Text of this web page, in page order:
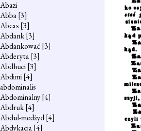
Abazi
Abba[3]
Abcas [3]
Abdank[3]
Abdankować [3]
Abderyta[3]
Abdhuci[3]
Abdimi[4]
abdominalis
Abdominalny[4]
Abdruk[4]
Abdul-medżyd[4]
Abdykacja[4]